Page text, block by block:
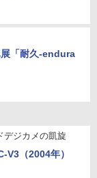
「耐久-endura
デジカメの凱旋
V3（2004年）